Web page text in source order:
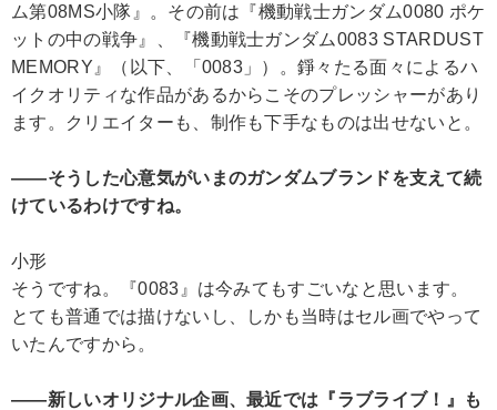
ム第08MS小隊』。その前は『機動戦士ガンダム0080 ポケ
ットの中の戦争』、『機動戦士ガンダム0083 STARDUST
MEMORY』（以下、「0083」）。錚々たる面々によるハ
イクオリティな作品があるからこそのプレッシャーがあり
ます。クリエイターも、制作も下手なものは出せないと。
――そうした心意気がいまのガンダムブランドを支えて続
けているわけですね。
小形
そうですね。『0083』は今みてもすごいなと思います。
とても普通では描けないし、しかも当時はセル画でやって
いたんですから。
――新しいオリジナル企画、最近では『ラブライブ！』も